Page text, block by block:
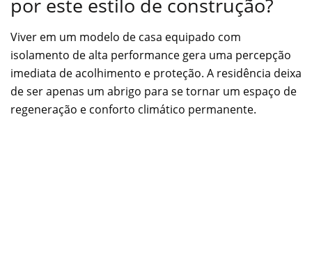
por este estilo de construção?
Viver em um modelo de casa equipado com
isolamento de alta performance gera uma percepção
imediata de acolhimento e proteção. A residência deixa
de ser apenas um abrigo para se tornar um espaço de
regeneração e conforto climático permanente.